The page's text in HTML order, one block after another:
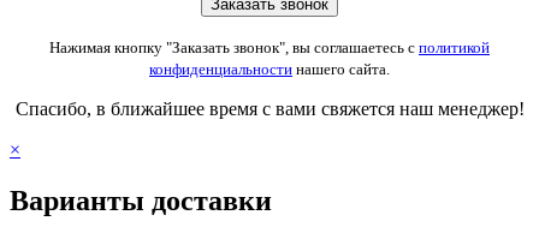
Нажимая кнопку "Заказать звонок", вы соглашаетесь с политикой
конфиденциальности нашего сайта.
Спасибо, в ближайшее время с вами свяжется наш менеджер!
×
Варианты доставки